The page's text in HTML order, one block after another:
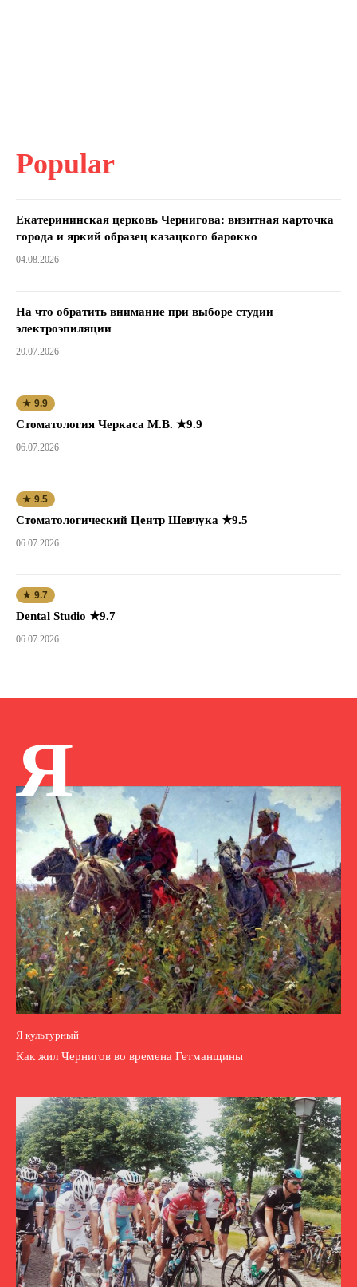
Popular
Екатерининская церковь Чернигова: визитная карточка
города и яркий образец казацкого барокко
04.08.2026
На что обратить внимание при выборе студии
электроэпиляции
20.07.2026
★ 9.9
Стоматология Черкаса М.В. ★9.9
06.07.2026
★ 9.5
Стоматологический Центр Шевчука ★9.5
06.07.2026
★ 9.7
Dental Studio ★9.7
06.07.2026
Я
Я культурный
Как жил Чернигов во времена Гетманщины